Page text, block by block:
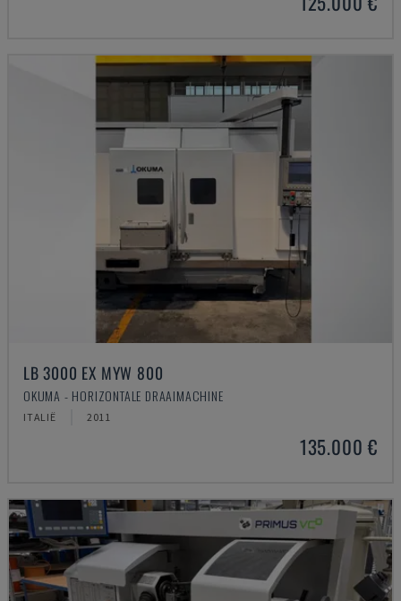
LB 3000 EX MYW 800
OKUMA - HORIZONTALE DRAAIMACHINE
ITALIË 2011
135.000 €